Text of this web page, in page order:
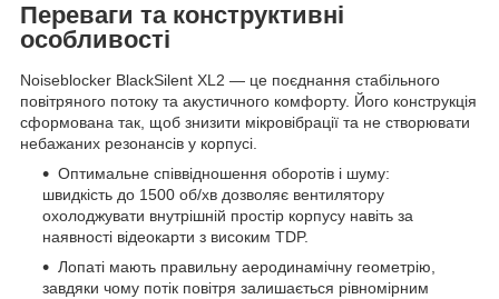
Переваги та конструктивні
особливості
Noiseblocker BlackSilent XL2 — це поєднання стабільного
повітряного потоку та акустичного комфорту. Його конструкція
сформована так, щоб знизити мікровібрації та не створювати
небажаних резонансів у корпусі.
Оптимальне співвідношення оборотів і шуму:
швидкість до 1500 об/хв дозволяє вентилятору
охолоджувати внутрішній простір корпусу навіть за
наявності відеокарти з високим TDP.
Лопаті мають правильну аеродинамічну геометрію,
завдяки чому потік повітря залишається рівномірним